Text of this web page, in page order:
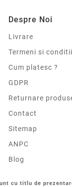
Despre Noi
Livrare
Termeni si conditii
Cum platesc ?
GDPR
Returnare
Contact
Sitemap
ANPC
Blog
cu titlu de